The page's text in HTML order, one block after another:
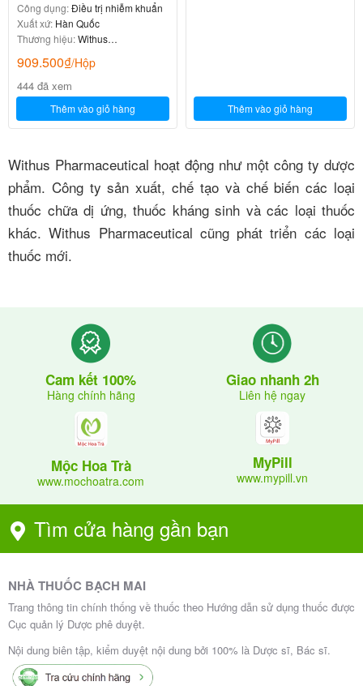
Công dụng:Điều trị nhiễm khuẩn
Xuất xứ: Hàn Quốc
Thương hiệu:Withus
909.500₫/Hộp
444 đã xem
Thêm vào giỏ hàng Thêm vào giỏ hàng
Withus Pharmaceutical hoạt động như một công ty dược
phẩm. Công ty sản xuất, chế tạo và chế biến các loại
thuốc chữa dị ứng, thuốc kháng sinh và các loại thuốc
khác. Withus Pharmaceutical cũng phát triển các loại
thuốc mới.
Cam kết 100%
Hàng chính hãng
Giao nhanh 2h
Liên hệ ngay
Mộc Hoa Trà
www.mochoatra.com
MyPill
www.mypill.vn
Tìm cửa hàng gần bạn
NHÀ THUỐC BẠCH MAI
Trang thông tin chính thống về thuốc theo Hướng dẫn sử dụng thuốc được
Cục quản lý Dược phê duyệt.
Nội dung biên tập, kiểm duyệt nội dung bởi 100% là Dược sĩ, Bác sĩ.